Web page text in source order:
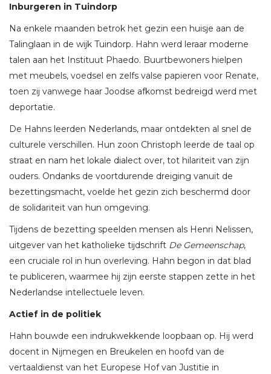
Inburgeren in Tuindorp
Na enkele maanden betrok het gezin een huisje aan de
Talinglaan in de wijk Tuindorp. Hahn werd leraar moderne
talen aan het Instituut Phaedo. Buurtbewoners hielpen
met meubels, voedsel en zelfs valse papieren voor Renate,
toen zij vanwege haar Joodse afkomst bedreigd werd met
deportatie.
De Hahns leerden Nederlands, maar ontdekten al snel de
culturele verschillen. Hun zoon Christoph leerde de taal op
straat en nam het lokale dialect over, tot hilariteit van zijn
ouders. Ondanks de voortdurende dreiging vanuit de
bezettingsmacht, voelde het gezin zich beschermd door
de solidariteit van hun omgeving.
Tijdens de bezetting speelden mensen als Henri Nelissen,
uitgever van het katholieke tijdschrift De Gemeenschap,
een cruciale rol in hun overleving. Hahn begon in dat blad
te publiceren, waarmee hij zijn eerste stappen zette in het
Nederlandse intellectuele leven.
Actief in de politiek
Hahn bouwde een indrukwekkende loopbaan op. Hij werd
docent in Nijmegen en Breukelen en hoofd van de
vertaaldienst van het Europese Hof van Justitie in